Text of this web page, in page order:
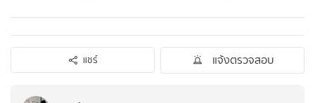
แชร์ แจ้งตรวจสอบ